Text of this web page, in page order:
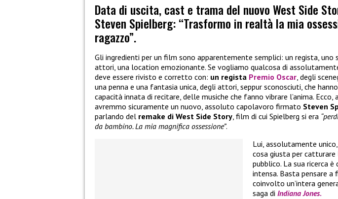
Data di uscita, cast e trama del nuovo West Side
Steven Spielberg: “Trasformo in realtà la mia
ragazzo”.
Gli ingredienti per un film sono apparentemente semplici: un regista, uno
attori, una location emozionante. Se vogliamo qualcosa di
deve essere rivisto e corretto con: un regista Premio Oscar, degli
una penna e una fantasia unica, degli attori, seppur sconosciuti, che
capacità innata di recitare, delle musiche che fanno vibrare l’anima. Ecco,
avremmo sicuramente un nuovo, assoluto capolavoro firmato Steven
parlando del remake di West Side Story, film di cui Spielberg si era
da bambino. La mia magnifica ossessione”.
Lui, assolutamente
cosa giusta per catturare
pubblico. La sua ricerca
intensa. Basta pensare a
coinvolto un’intera
saga di Indiana Jones.